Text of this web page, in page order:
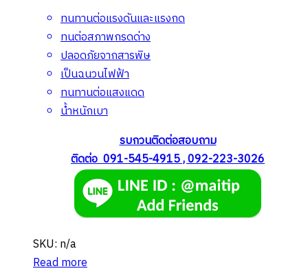
ทนทานต่อแรงดันและแรงกด
ทนต่อสภาพกรดด่าง
ปลอดภัยจากสารพิษ
เป็นฉนวนไฟฟ้า
ทนทานต่อแสงแดด
น้ำหนักเบา
รบกวนติดต่อสอบถาม
ติดต่อ 091-545-4915 , 092-223-3026
SKU: n/a
Read more